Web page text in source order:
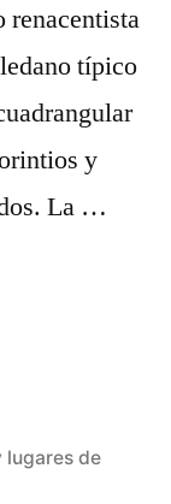
renacentista
típico
y
La …
lugares de